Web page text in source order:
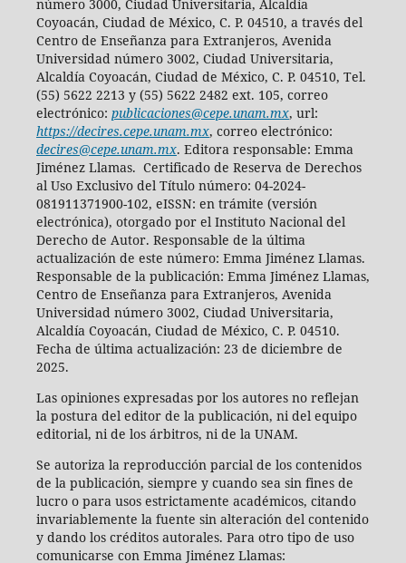
número 3000, Ciudad Universitaria, Alcaldía
Coyoacán, Ciudad de México, C. P. 04510, a través del
Centro de Enseñanza para Extranjeros, Avenida
Universidad número 3002, Ciudad Universitaria,
Alcaldía Coyoacán, Ciudad de México, C. P. 04510, Tel.
(55) 5622 2213 y (55) 5622 2482 ext. 105, correo
electrónico: publicaciones@cepe.unam.mx, url:
https://decires.cepe.unam.mx, correo electrónico:
decires@cepe.unam.mx. Editora responsable: Emma
Jiménez Llamas. Certificado de Reserva de Derechos
al Uso Exclusivo del Título número: 04-2024-
081911371900-102, eISSN: en trámite (versión
electrónica), otorgado por el Instituto Nacional del
Derecho de Autor. Responsable de la última
actualización de este número: Emma Jiménez Llamas.
Responsable de la publicación: Emma Jiménez Llamas,
Centro de Enseñanza para Extranjeros, Avenida
Universidad número 3002, Ciudad Universitaria,
Alcaldía Coyoacán, Ciudad de México, C. P. 04510.
Fecha de última actualización: 23 de diciembre de
2025.
Las opiniones expresadas por los autores no reflejan
la postura del editor de la publicación, ni del equipo
editorial, ni de los árbitros, ni de la UNAM.
Se autoriza la reproducción parcial de los contenidos
de la publicación, siempre y cuando sea sin fines de
lucro o para usos estrictamente académicos, citando
invariablemente la fuente sin alteración del contenido
y dando los créditos autorales. Para otro tipo de uso
comunicarse con Emma Jiménez Llamas: